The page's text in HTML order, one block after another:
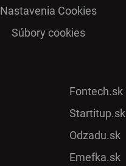
Nastavenia Cookies
Súbory cookies
Fontech.sk
Startitup.sk
Odzadu.sk
Emefka.sk